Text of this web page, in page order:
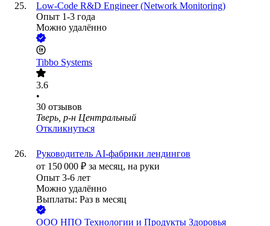
Low-Code R&D Engineer (Network Monitoring)
Опыт 1-3 года
Можно удалённо
Tibbo Systems
3.6
•
30 отзывов
Тверь, р-н Центральный
Откликнуться
Руководитель AI-фабрики лендингов
от 150 000 ₽ за месяц, на руки
Опыт 3-6 лет
Можно удалённо
Выплаты: Раз в месяц
ООО НПО Технологии и Продукты Здоровья